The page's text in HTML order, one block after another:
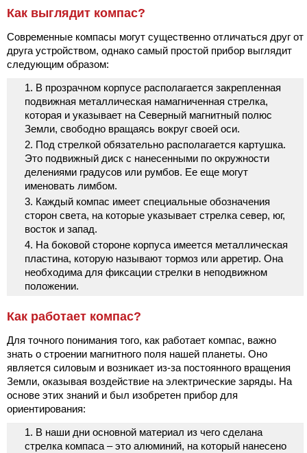
Как выглядит компас?
Современные компасы могут существенно отличаться друг от
друга устройством, однако самый простой прибор выглядит
следующим образом:
В прозрачном корпусе располагается закрепленная
подвижная металлическая намагниченная стрелка,
которая и указывает на Северный магнитный полюс
Земли, свободно вращаясь вокруг своей оси.
Под стрелкой обязательно располагается картушка.
Это подвижный диск с нанесенными по окружности
делениями градусов или румбов. Ее еще могут
именовать лимбом.
Каждый компас имеет специальные обозначения
сторон света, на которые указывает стрелка север, юг,
восток и запад.
На боковой стороне корпуса имеется металлическая
пластина, которую называют тормоз или арретир. Она
необходима для фиксации стрелки в неподвижном
положении.
Как работает компас?
Для точного понимания того, как работает компас, важно
знать о строении магнитного поля нашей планеты. Оно
является силовым и возникает из-за постоянного вращения
Земли, оказывая воздействие на электрические заряды. На
основе этих знаний и был изобретен прибор для
ориентирования:
В наши дни основной материал из чего сделана
стрелка компаса – это алюминий, на который нанесено